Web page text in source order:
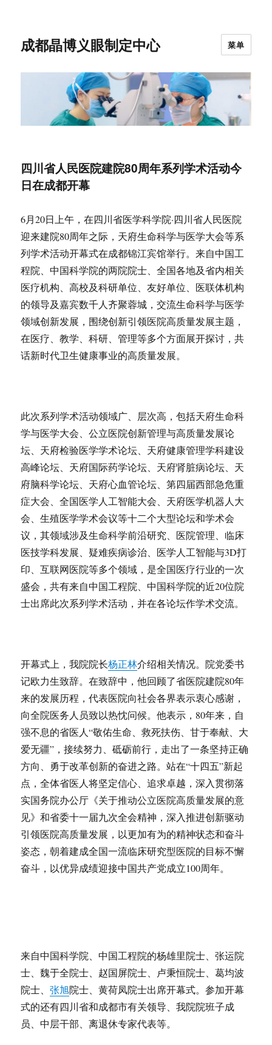
成都晶博义眼制定中心 菜单
四川省人民医院建院80周年系列学术活动今
日在成都开幕
6月20日上午，在四川省医学科学院·四川省人民医院
迎来建院80周年之际，天府生命科学与医学大会等系
列学术活动开幕式在成都锦江宾馆举行。来自中国工
程院、中国科学院的两院院士、全国各地及省内相关
医疗机构、高校及科研单位、友好单位、医联体机构
的领导及嘉宾数千人齐聚蓉城，交流生命科学与医学
领域创新发展，围绕创新引领医院高质量发展主题，
在医疗、教学、科研、管理等多个方面展开探讨，共
话新时代卫生健康事业的高质量发展。
此次系列学术活动领域广、层次高，包括天府生命科
学与医学大会、公立医院创新管理与高质量发展论
坛、天府检验医学学术论坛、天府健康管理学科建设
高峰论坛、天府国际药学论坛、天府肾脏病论坛、天
府脑科学论坛、天府心血管论坛、第四届西部急危重
症大会、全国医学人工智能大会、天府医学机器人大
会、生殖医学学术会议等十二个大型论坛和学术会
议，其领域涉及生命科学前沿研究、医院管理、临床
医技学科发展、疑难疾病诊治、医学人工智能与3D打
印、互联网医院等多个领域，是全国医疗行业的一次
盛会，共有来自中国工程院、中国科学院的近20位院
士出席此次系列学术活动，并在各论坛作学术交流。
开幕式上，我院院长杨正林介绍相关情况。院党委书
记欧力生致辞。在致辞中，他回顾了省医院建院80年
来的发展历程，代表医院向社会各界表示衷心感谢，
向全院医务人员致以热忱问候。他表示，80年来，自
强不息的省医人“敬佑生命、救死扶伤、甘于奉献、大
爱无疆”，接续努力、砥砺前行，走出了一条坚持正确
方向、勇于改革创新的奋进之路。站在“十四五”新起
点，全体省医人将坚定信心、追求卓越，深入贯彻落
实国务院办公厅《关于推动公立医院高质量发展的意
见》和省委十一届九次全会精神，深入推进创新驱动
引领医院高质量发展，以更加有为的精神状态和奋斗
姿态，朝着建成全国一流临床研究型医院的目标不懈
奋斗，以优异成绩迎接中国共产党成立100周年。
来自中国科学院、中国工程院的杨雄里院士、张运院
士、魏于全院士、赵国屏院士、卢秉恒院士、葛均波
院士、张旭院士、黄荷凤院士出席开幕式。参加开幕
式的还有四川省和成都市有关领导、我院院班子成
员、中层干部、离退休专家代表等。